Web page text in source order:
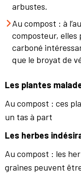
arbustes.
Au compost : à
composteur,
carboné
que le broyat de
Les plantes
Au compost : ces
un tas à part
Les herbes
Au compost : les
graines peuvent